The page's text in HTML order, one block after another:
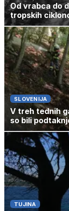
Od vrabca do
tropskih
SLOVENIJA
V treh tednih
so bili
TUJINA